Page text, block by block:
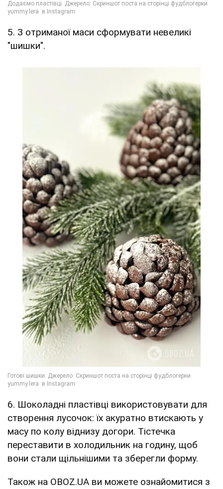
5. З отриманої маси сформувати невеликі
"шишки".
6. Шоколадні пластівці використовувати для
створення лусочок: їх акуратно втискають у
масу по колу віднизу догори. Тістечка
переставити в холодильник на годину, щоб
вони стали щільнішими та зберегли форму.
Також на OBOZ.UA ви можете ознайомитися з